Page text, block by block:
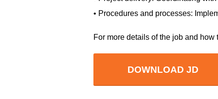
• Procedures and processes:
For more details of the job and
DOWNLOAD JD